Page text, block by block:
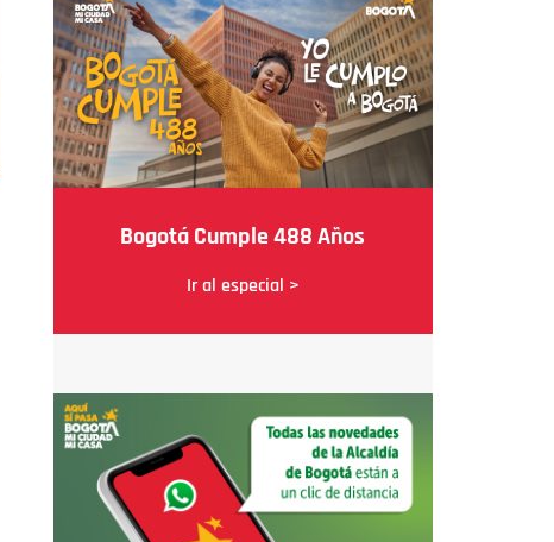
Bogotá Cumple 488 Años
Ir al especial >